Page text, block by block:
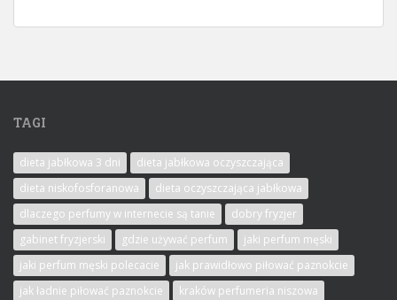
TAGI
dieta jabłkowa 3 dni
dieta jabłkowa oczyszczająca
dieta niskofosforanowa
dieta oczyszczająca jabłkowa
dlaczego perfumy w internecie są tanie
dobry fryzjer
gabinet fryzjerski
gdzie używać perfum
jaki perfum męski
jaki perfum męski polecacie
jak prawidłowo piłować paznokcie
jak ładnie piłować paznokcie
kraków perfumeria niszowa